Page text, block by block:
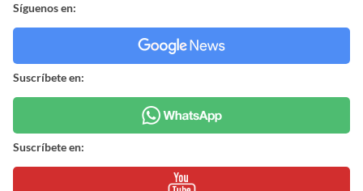
Síguenos en:
Suscríbete en:
Suscríbete en: